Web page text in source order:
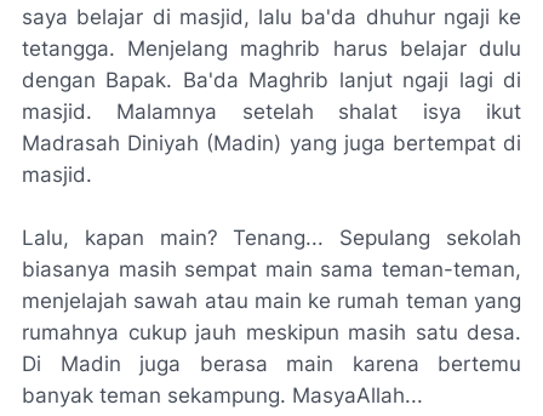
saya belajar di masjid, lalu ba'da dhuhur ngaji ke
tetangga. Menjelang maghrib harus belajar dulu
dengan Bapak. Ba'da Maghrib lanjut ngaji lagi di
masjid. Malamnya setelah shalat isya ikut
Madrasah Diniyah (Madin) yang juga bertempat di
masjid.
Lalu, kapan main? Tenang... Sepulang sekolah
biasanya masih sempat main sama teman-teman,
menjelajah sawah atau main ke rumah teman yang
rumahnya cukup jauh meskipun masih satu desa.
Di Madin juga berasa main karena bertemu
banyak teman sekampung. MasyaAllah...